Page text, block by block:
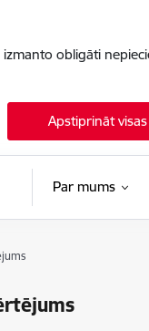
obligāti
Apstiprināt visas
Par mums